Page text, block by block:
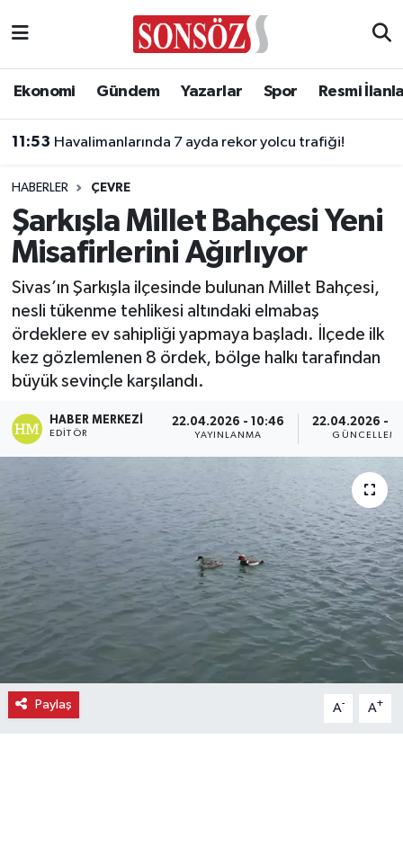
Ekonomi Gündem Yazarlar Spor Resmi
11:53 Havalimanlarında 7 ayda rekor yolcu trafiği!
HABERLER ÇEVRE
Şarkışla Millet Bahçesi Yeni
Misafirlerini Ağırlıyor
Sivas’ın Şarkışla ilçesinde bulunan Millet Bahçesi,
nesli tükenme tehlikesi altındaki elmabaş
ördeklere ev sahipliği yapmaya başladı. İlçede ilk
kez gözlemlenen 8 ördek, bölge halkı tarafından
büyük sevinçle karşılandı.
HABER MERKEZI
EDITÖR
22.04.2026 - 10:46
YAYINLANMA
22.04.2026 -
Paylaş A- A+
Asayiş
Biyografi
Çevre
Diğer
Dünya
Eğitim
Ekonomi
Eleman
Emlak
Gündem
Gurme
İlçe Haberleri
Ankara Nöbetçi Eczaneler
Ankara Trafik Yoğunluk Haritası
Süper Lig Puan Durumu ve Fikstür
Tüm Manşetler
Son Dakika Haberleri
Haber Arşivi